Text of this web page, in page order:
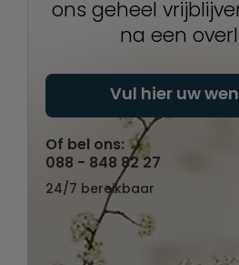
ons geheel
na een
Vul hier uw
Of bel ons:
088 - 848 82 27
24/7 bereikbaar